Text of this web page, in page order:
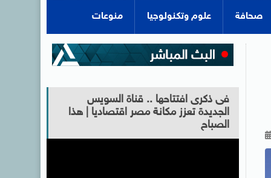
صحافة علوم وتكنولوجيا منوعات
فى ذكرى افتتاحها .. قناة السويس
الجديدة تعزز مكانة مصر اقتصاديا | هذا
الصباح